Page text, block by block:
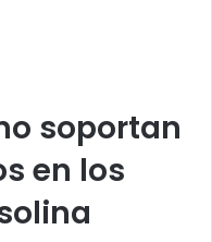
soportan
en los